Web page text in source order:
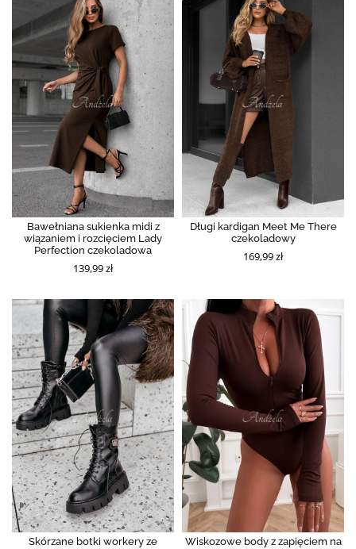
Bawełniana sukienka midi z
wiązaniem i rozcięciem Lady
Perfection czekoladowa
139,99 zł
Długi kardigan Meet Me There
czekoladowy
169,99 zł
Skórzane botki workery ze
Wiskozowe body z zapięciem na